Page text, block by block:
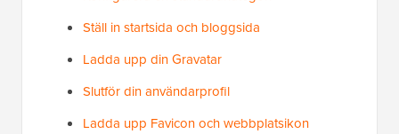
Ställ in startsida och bloggsida
Ladda upp din Gravatar
Slutför din användarprofil
Ladda upp Favicon och webbplatsikon